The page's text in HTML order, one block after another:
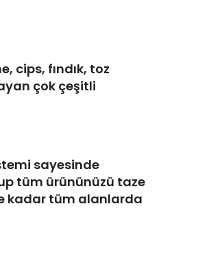
cips, fındık, toz
çok çeşitli
sayesinde
tüm ürününüzü taze
kadar tüm alanlarda